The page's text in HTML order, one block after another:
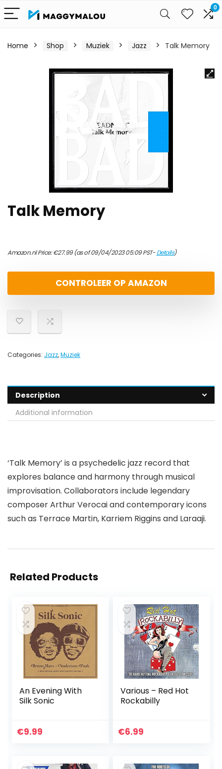
0
Home Shop Muziek Jazz Talk Memory
Talk Memory
Amazon.nl Price:€27.99(as of 09/04/2023 05:09 PST-Details)
CONTROLEER OP AMAZON
Categories: Jazz,Muziek
Description
Additional information
‘Talk Memory’ is a psychedelic jazz record that
explores balance and harmony through musical
improvisation. Collaborators include legendary
composer Arthur Verocai and contemporary icons
such as Terrace Martin, Karriem Riggins and Laraaji.
Related Products
An Evening With
Silk Sonic
€9.99
Various – Red Hot
Rockabilly
€6.99